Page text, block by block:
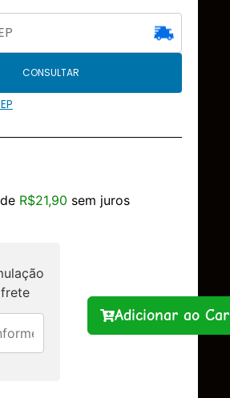
CONSULTAR
R$21,90 sem juros
Adicionar ao